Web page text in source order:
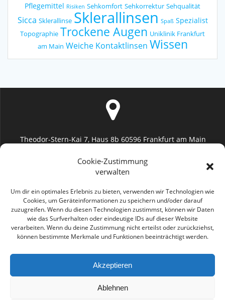
Cookie-Zustimmung
verwalten
Um dir ein optimales Erlebnis zu bieten, verwenden wir Technologien wie
Cookies, um Geräteinformationen zu speichern und/oder darauf
zuzugreifen. Wenn du diesen Technologien zustimmst, können wir Daten
wie das Surfverhalten oder eindeutige IDs auf dieser Website
verarbeiten. Wenn du deine Zustimmung nicht erteilst oder zurückziehst,
können bestimmte Merkmale und Funktionen beeinträchtigt werden.
Akzeptieren
Ablehnen
Pflegemittel Risiken Sehkomfort Sehkorrektur Sehqualität
Sicca Sklerallinse Sklerallinsen Spaß Spezialist
Topographie Trockene Augen Uniklinik Frankfurt
am Main Weiche Kontaktlinsen Wissen
Theodor-Stern-Kai 7, Haus 8b 60596 Frankfurt am Main
info@geromayer.de
0176 2285 6872